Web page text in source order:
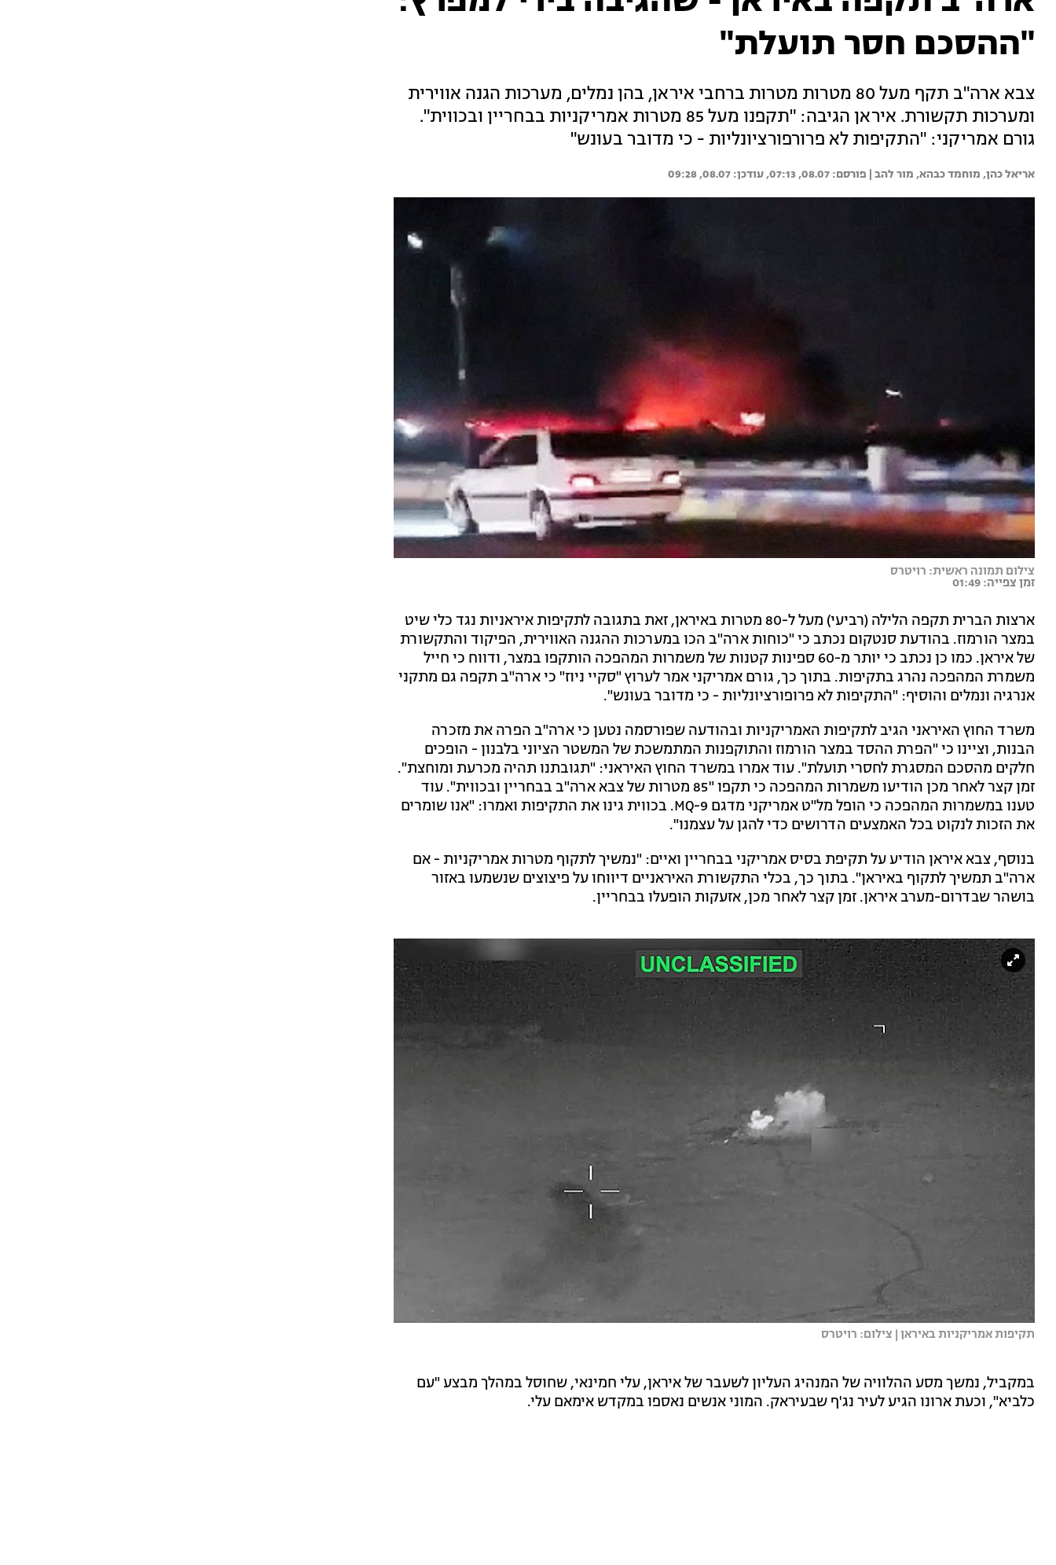
"ההסכם חסר תועלת"
צבא ארה"ב תקף מעל 80 מטרות מטרות ברחבי איראן, בהן נמלים, מערכות הגנה אווירית
ומערכות תקשורת. איראן הגיבה: "תקפנו מעל 85 מטרות אמריקניות בבחריין ובכווית".
גורם אמריקני: "התקיפות לא פרורפורציונליות - כי מדובר בעונש"
אריאל כהן, מוחמד כבהא, מור להב | 08.07, 07:13
08.07, 09:28
צילום תמונה ראשית: רויטרס
זמן צפייה: 01:49
ארצות הברית תקפה הלילה (רביעי) מעל ל-80 מטרות באיראן, זאת בתגובה לתקיפות איראניות נגד כלי שיט
במצר הורמוז. בהודעת סנטקום נכתב כי "כוחות ארה"ב הכו במערכות ההגנה האווירית, הפיקוד והתקשורת
של איראן. כמו כן נכתב כי יותר מ-60 ספינות קטנות של משמרות המהפכה הותקפו במצר, ודווח כי חייל
משמרת המהפכה נהרג בתקיפות. בתוך כך, גורם אמריקני אמר לערוץ "סקיי ניוז" כי ארה"ב תקפה גם מתקני
אנרגיה ונמלים והוסיף: "התקיפות לא פרופורציונליות - כי מדובר בעונש".
משרד החוץ האיראני הגיב לתקיפות האמריקניות ובהודעה שפורסמה נטען כי ארה"ב הפרה את מזכרה
הבנות, וציינו כי "הפרת ההסד במצר הורמוז והתוקפנות המתמשכת של המשטר הציוני בלבנון - הופכים
חלקים מהסכם המסגרת לחסרי תועלת". עוד אמרו במשרד החוץ האיראני: "תגובתנו תהיה מכרעת ומוחצת".
זמן קצר לאחר מכן הודיעו משמרות המהפכה כי תקפו "85 מטרות של צבא ארה"ב בבחריין ובכווית". עוד
טענו במשמרות המהפכה כי הופל מל"ט אמריקני מדגם MQ-9. בכווית גינו את התקיפות ואמרו: "אנו שומרים
את הזכות לנקוט בכל האמצעים הדרושים כדי להגן על עצמנו".
בנוסף, צבא איראן הודיע על תקיפת בסיס אמריקני בבחריין ואיים: "נמשיך לתקוף מטרות אמריקניות - אם
ארה"ב תמשיך לתקוף באיראן". בתוך כך, בכלי התקשורת האיראניים דיווחו על פיצוצים שנשמעו באזור
בושהר שבדרום-מערב איראן. זמן קצר לאחר מכן, אזעקות הופעלו בבחריין.
תקיפות אמריקניות באיראן | צילום: רויטרס
במקביל, נמשך מסע ההלוויה של המנהיג העליון לשעבר של איראן, עלי חמינאי, שחוסל במהלך מבצע "עם
כלביא", וכעת ארונו הגיע לעיר נג'ף שבעיראק. המוני אנשים נאספו במקדש אימאם עלי.